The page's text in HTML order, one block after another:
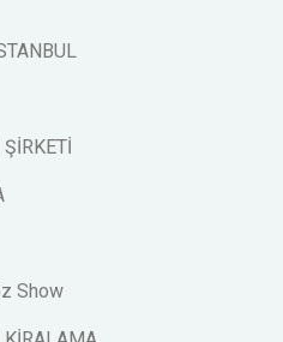
Show